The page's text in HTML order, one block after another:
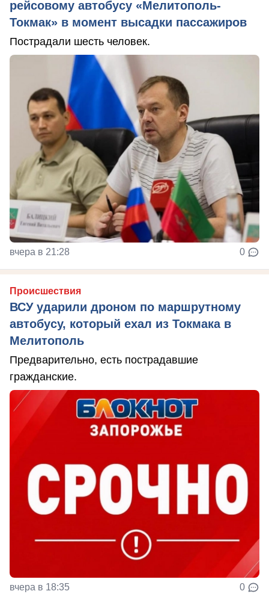
рейсовому автобусу «Мелитополь-
Токмак» в момент высадки пассажиров
Пострадали шесть человек.
вчера в 21:28 0
Происшествия
ВСУ ударили дроном по маршрутному
автобусу, который ехал из Токмака в
Мелитополь
Предварительно, есть пострадавшие
гражданские.
вчера в 18:35 0